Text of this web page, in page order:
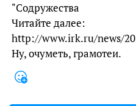
"Содружества
Читайте далее:
http://www.irk.ru/news/
Ну, очуметь, грамотеи.